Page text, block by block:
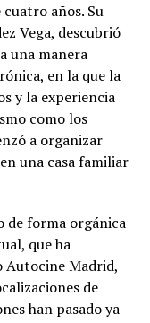
años. Su
Vega, descubrió
una manera
en la que la
y la experiencia
como los
a organizar
una casa familiar
de forma orgánica
que ha
Autocine Madrid,
de
han pasado ya